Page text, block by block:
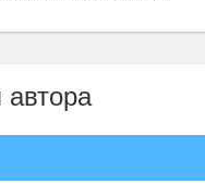
автора